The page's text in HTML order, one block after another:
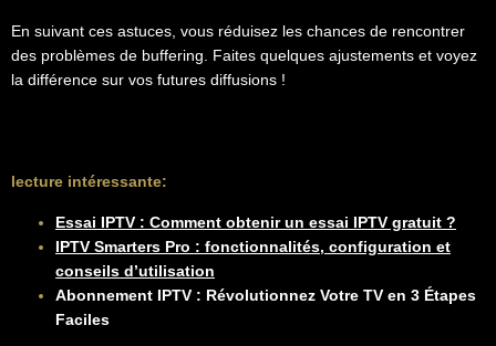
En suivant ces astuces, vous réduisez les chances de rencontrer
des problèmes de buffering. Faites quelques ajustements et voyez
la différence sur vos futures diffusions !
lecture intéressante:
Essai IPTV : Comment obtenir un essai IPTV gratuit ?
IPTV Smarters Pro : fonctionnalités, configuration et
conseils d’utilisation
Abonnement IPTV : Révolutionnez Votre TV en 3 Étapes
Faciles